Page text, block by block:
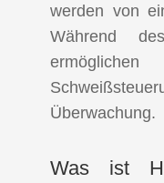
werden von
Während
Überwachung.
Was ist